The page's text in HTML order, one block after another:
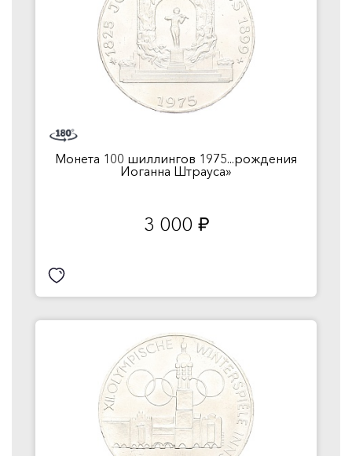
Монета 100 шиллингов 1975...рождения
Иоганна Штрауса»
3 000 руб.